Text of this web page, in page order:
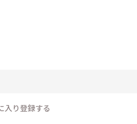
入り登録する